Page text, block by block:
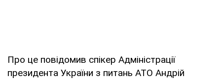
Про це повідомив спікер Адміністрації
президента України з питань АТО Андрій